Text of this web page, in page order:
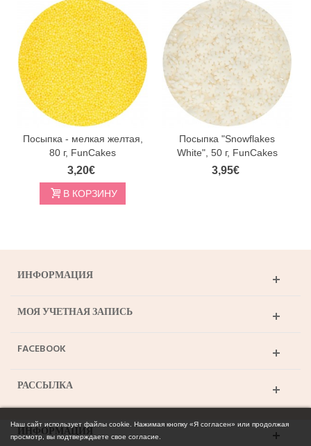
Посыпка - мелкая желтая,
80 г, FunCakes
3,20€
В КОРЗИНУ
Посыпка "Snowflakes
White", 50 г, FunCakes
3,95€
ИНФОРМАЦИЯ
МОЯ УЧЕТНАЯ ЗАПИСЬ
FACEBOOK
РАССЫЛКА
ИНФОРМАЦИЯ
Наш сайт использует файлы cookie. Нажимая кнопку «Я согласен» или продолжая
просмотр, вы подтверждаете свое согласие.